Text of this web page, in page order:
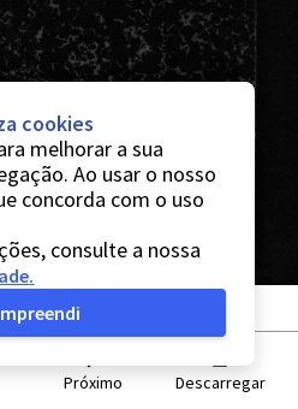
Próximo Descarregar
cookies
melhorar a sua
Ao usar o nosso
concorda com o uso
consulte a nossa
.